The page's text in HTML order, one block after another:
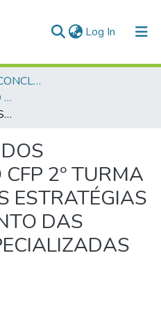
Log In (current)
TRABALHOS DE CONCLUSÃO DE CURSO - CFP (CURSO DE FORMAÇÃO DE PRAÇAS)
CURSO DE FORMAÇÃO DE PRAÇAS - CFP - 2024
A PERCEPÇÃO DOS DISCENTES DO CFP 2º TURMA 2023 SOBRE AS ESTRATÉGIAS DE POLICIAMENTO DAS UNIDADES ESPECIALIZADAS ROTAM
2º TURMA
ESTRATÉGIAS
DAS